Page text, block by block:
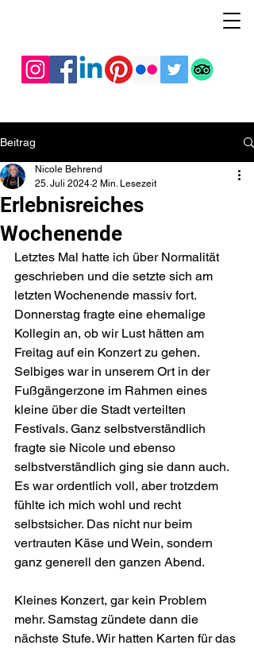
Beitrag
Erlebnisreiches
Wochenende
Nicole Behrend
25. Juli 2024 2 Min. Lesezeit
Letztes Mal hatte ich über Normalität
geschrieben und die setzte sich am
letzten Wochenende massiv fort.
Donnerstag fragte eine ehemalige
Kollegin an, ob wir Lust hätten am
Freitag auf ein Konzert zu gehen.
Selbiges war in unserem Ort in der
Fußgängerzone im Rahmen eines
kleine über die Stadt verteilten
Festivals. Ganz selbstverständlich
fragte sie Nicole und ebenso
selbstverständlich ging sie dann auch.
Es war ordentlich voll, aber trotzdem
fühlte ich mich wohl und recht
selbstsicher. Das nicht nur beim
vertrauten Käse und Wein, sondern
ganz generell den ganzen Abend.
Kleines Konzert, gar kein Problem
mehr. Samstag zündete dann die
nächste Stufe. Wir hatten Karten für das